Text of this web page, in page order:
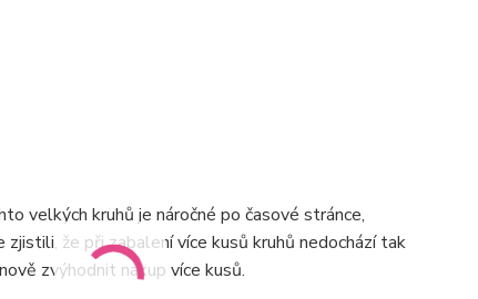
velkých kruhů je náročné po časové stránce,
že při zabalení více kusů kruhů nedochází tak
zvýhodnit nákup více kusů.